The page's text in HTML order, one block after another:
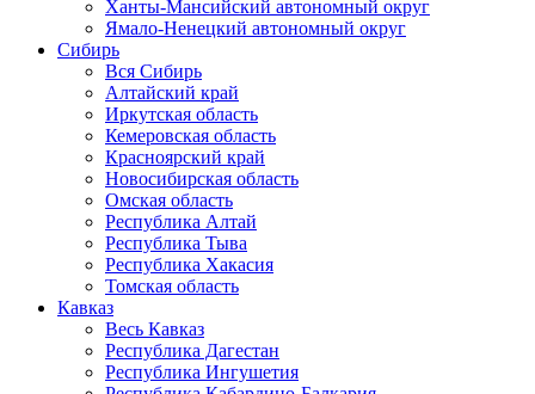
Ханты-Мансийский автономный округ
Ямало-Ненецкий автономный округ
Сибирь
Вся Сибирь
Алтайский край
Иркутская область
Кемеровская область
Красноярский край
Новосибирская область
Омская область
Республика Алтай
Республика Тыва
Республика Хакасия
Томская область
Кавказ
Весь Кавказ
Республика Дагестан
Республика Ингушетия